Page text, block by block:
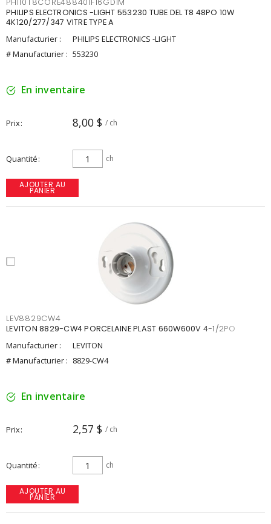
PHI10T8CORE48840IF16GDIM
PHILIPS ELECTRONICS -LIGHT 553230 TUBE DEL T8 48PO 10W
4K120/277/347 VITRE TYPE A
Manufacturier :
PHILIPS ELECTRONICS -LIGHT
# Manufacturier : 553230
En inventaire
Prix 8,00 $ / ch
Quantité ch
AJOUTER AU
PANIER
LEV8829CW4
LEVITON 8829-CW4 PORCELAINE PLAST 660W600V 4-1/2PO
Manufacturier :
LEVITON
# Manufacturier : 8829-CW4
En inventaire
Prix 2,57 $ / ch
Quantité ch
AJOUTER AU
PANIER